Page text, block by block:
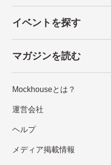
イベントを探す
マガジンを読む
Mockhouseとは？
運営会社
ヘルプ
メディア掲載情報